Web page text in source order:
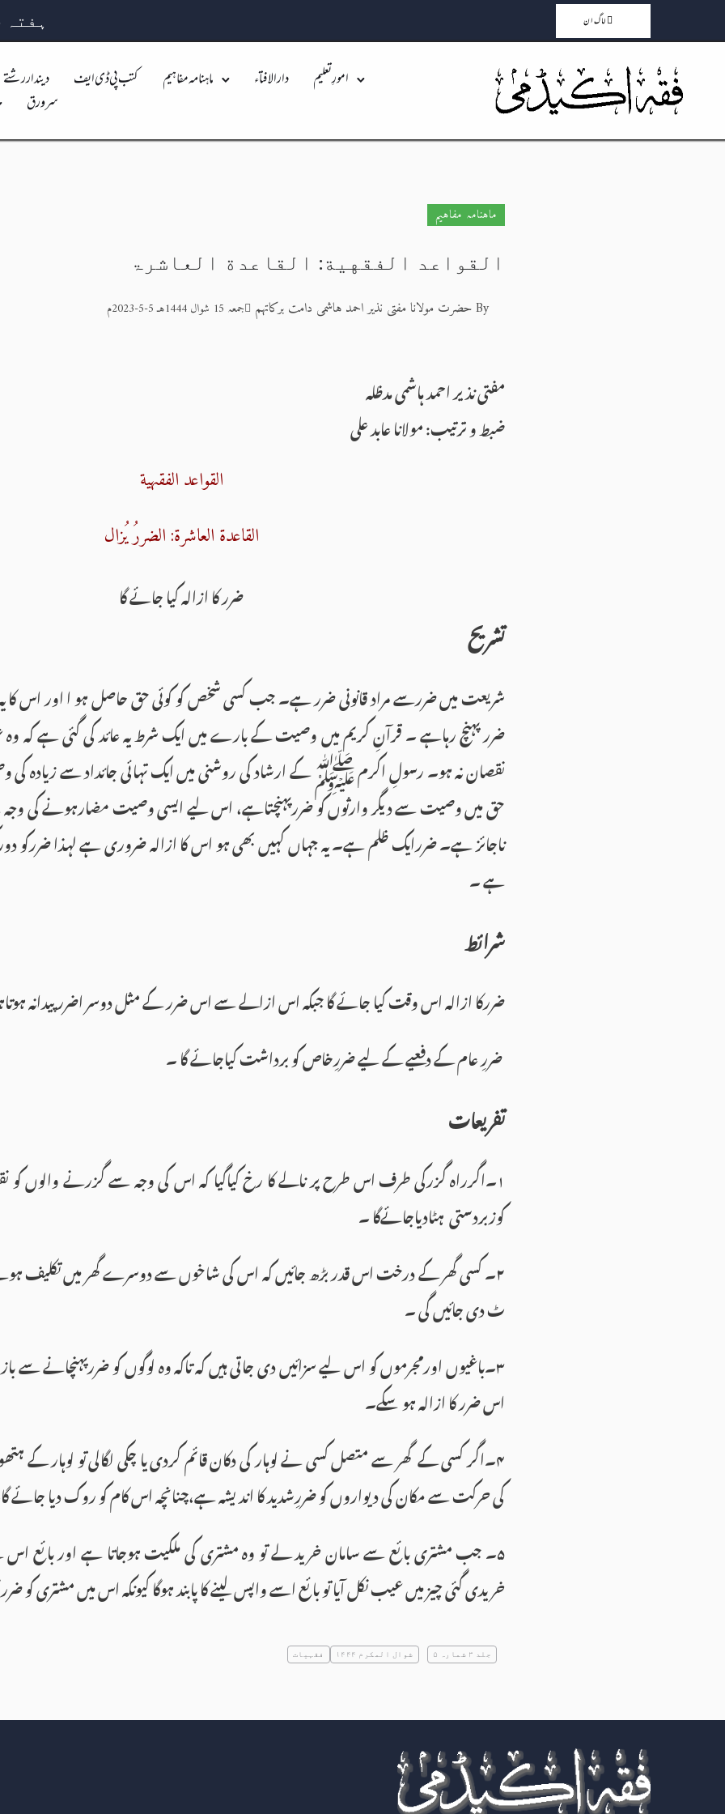
لاگ ان ہفتہ 25 صفر 1448 بہ مطابق 08 اگست 2026
دیندار رشتے کتب پی ڈی ایف ماہنامہ مفاہیم دارالافتاء
امورِ تعلیم
سرورق
ماہنامہ مفاہیم
القواعد الفقهية: القاعدة العاشرۃ
Byحضرت مولانا مفتی نذیر احمد ہاشمی دامت برکاتہم جمعہ 15 شوال 1444هـ 5-5-2023م
مفتی نذیر احمد ہاشمی مدظلہ
ضبط و ترتیب: مولانا عابد علی
القواعد الفقہية
القاعدة العاشرة: الضررُ يُزال
ضرر کا ازالہ کیا جائے گا
تشریح
شریعت میں ضررسے مراد قانونی ضرر ہے۔ جب کسی شخص کو کوئی حق حاصل ہو ا اور اس کا
ضرر پہنچ رہاہے ۔ قرآنِ کریم میں وصیت کے بارے میں ایک شرط یہ عائد کی گئی ہے کہ
نقصان نہ ہو۔ رسولِ اکرم ﷺ کے ارشاد کی روشنی میں ایک تہائی جائداد سے زیادہ
حق میں وصیت سے دیگر وارثوں کو ضررپہنچتاہے، اس لیے ایسی وصیت مضارہونے کی
ناجائز ہے۔ ضررایک ظلم ہے۔ یہ جہاں کہیں بھی ہو اس کا ازالہ ضروری ہے لہذا ضررکو
ہے ۔
شرائط
ضررکا ازالہ اس وقت کیا جائے گا جبکہ اس ازالے سے اس ضرر کے مثل دوسر اضرر پیدانہ
ضررِ عام کے دفعیے کے لیے ضررِخاص کو برداشت کیاجائے گا ۔
تفریعات
۱۔اگرراہ گزرکی طرف اس طرح پر نالے کا رخ کیاگیا کہ اس کی وجہ سے گزرنے والوں کو
کوزبردستی ہٹادیاجائےگا ۔
۲۔ کسی گھر کے درخت اس قدر بڑھ جائیں کہ اس کی شاخوں سے دوسرے گھر میں تکلیف
ٹ دی جائیں گی ۔
۳۔باغیوں اورمجرموں کو اس لیے سزائیں دی جاتی ہیں کہ تاکہ وہ لوگوں کو ضررپہنچانے سے
اس ضرر کا ازالہ ہو سکے۔
۴۔اگر کسی کے گھر سے متصل کسی نے لوہار کی دکان قائم کردی یا چکی لگالی تو لوہار
کی حرکت سے مکان کی دیواروں کو ضررِشدید کا اندیشہ ہے،چنانچہ اس کام کو روک دیا جائے
۵۔ جب مشتری بائع سے سامان خرید لے تو وہ مشتری کی ملکیت ہوجاتا ہے اور بائع
خریدی گئی چیز میں عیب نکل آیا تو بائع اسے واپس لینے کا پابند ہوگا کیونکہ اس میں مشتری کو
جلد ۳ شمارہ ۵ شوال المکرم ۱۴۴۴ فقہیات